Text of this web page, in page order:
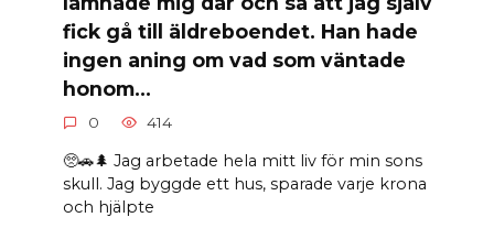
fick gå till äldreboendet. Han hade
ingen aning om vad som väntade
honom…
0 414
🥺🚗🌲 Jag arbetade hela mitt liv för min sons
skull. Jag byggde ett hus, sparade varje krona
och hjälpte